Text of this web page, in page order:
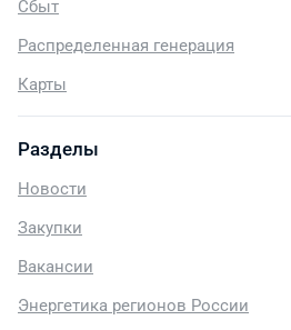
Сбыт
Распределенная генерация
Карты
Разделы
Новости
Закупки
Вакансии
Энергетика регионов России